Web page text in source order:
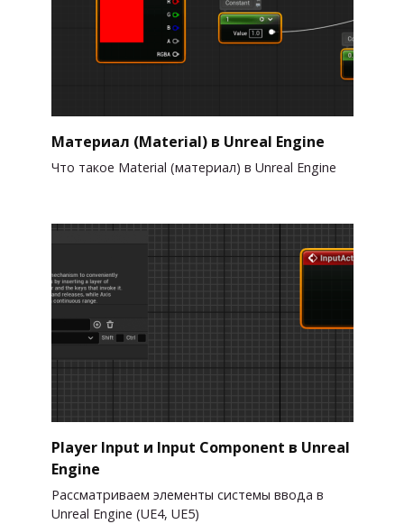
Материал (Material) в Unreal Engine
Что такое Material (материал) в Unreal Engine
Player Input и Input Component в Unreal
Engine
Рассматриваем элементы системы ввода в
Unreal Engine (UE4, UE5)